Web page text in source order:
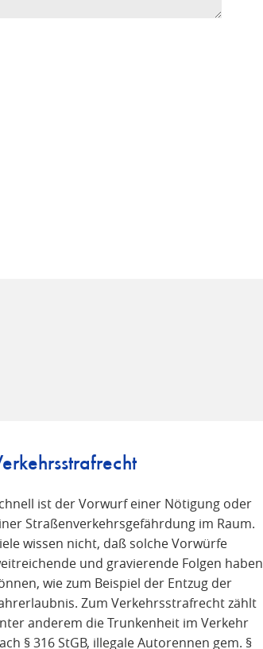
ist der Vorwurf einer Nötigung oder
Straßenverkehrsgefährdung im Raum.
wissen nicht, daß solche Vorwürfe
und gravierende Folgen haben
wie zum Beispiel der Entzug der
Zum Verkehrsstrafrecht zählt
anderem die Trunkenheit im Verkehr
§ 316 StGB, illegale Autorennen gem. §